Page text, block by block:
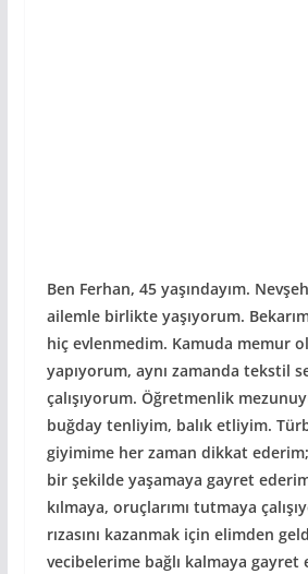
Ben Ferhan, 45 yaşındayım.
ailemle birlikte yaşıyorum.
hiç evlenmedim. Kamuda memur
yapıyorum, aynı zamanda tekstil
çalışıyorum. Öğretmenlik
buğday tenliyim, balık etliyim.
giyimime her zaman dikkat ederim;
bir şekilde yaşamaya gayret
kılmaya, oruçlarımı tutmaya
rızasını kazanmak için elimden
vecibelerime bağlı kalmaya gayret